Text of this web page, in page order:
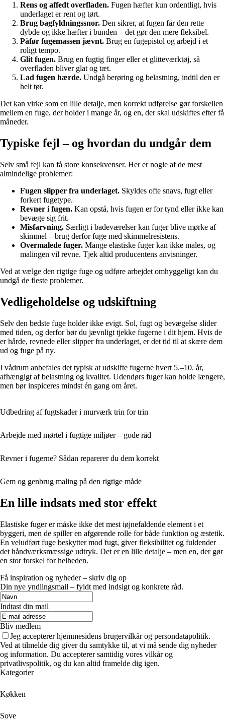
Rens og affedt overfladen. Fugen hæfter kun ordentligt, hvis
underlaget er rent og tørt.
Brug bagfyldningssnor. Den sikrer, at fugen får den rette
dybde og ikke hæfter i bunden – det gør den mere fleksibel.
Påfør fugemassen jævnt. Brug en fugepistol og arbejd i et
roligt tempo.
Glit fugen. Brug en fugtig finger eller et glitteværktøj, så
overfladen bliver glat og tæt.
Lad fugen hærde. Undgå berøring og belastning, indtil den er
helt tør.
Det kan virke som en lille detalje, men korrekt udførelse gør forskellen
mellem en fuge, der holder i mange år, og en, der skal udskiftes efter få
måneder.
Typiske fejl – og hvordan du undgår dem
Selv små fejl kan få store konsekvenser. Her er nogle af de mest
almindelige problemer:
Fugen slipper fra underlaget. Skyldes ofte snavs, fugt eller
forkert fugetype.
Revner i fugen. Kan opstå, hvis fugen er for tynd eller ikke kan
bevæge sig frit.
Misfarvning. Særligt i badeværelser kan fuger blive mørke af
skimmel – brug derfor fuge med skimmelresistens.
Overmalede fuger. Mange elastiske fuger kan ikke males, og
malingen vil revne. Tjek altid producentens anvisninger.
Ved at vælge den rigtige fuge og udføre arbejdet omhyggeligt kan du
undgå de fleste problemer.
Vedligeholdelse og udskiftning
Selv den bedste fuge holder ikke evigt. Sol, fugt og bevægelse slider
med tiden, og derfor bør du jævnligt tjekke fugerne i dit hjem. Hvis de
er hårde, revnede eller slipper fra underlaget, er det tid til at skære dem
ud og fuge på ny.
I vådrum anbefales det typisk at udskifte fugerne hvert 5.–10. år,
afhængigt af belastning og kvalitet. Udendørs fuger kan holde længere,
men bør inspiceres mindst én gang om året.
Udbedring af fugtskader i murværk trin for trin
Arbejde med mørtel i fugtige miljøer – gode råd
Revner i fugerne? Sådan reparerer du dem korrekt
Gem og genbrug maling på den rigtige måde
En lille indsats med stor effekt
Elastiske fuger er måske ikke det mest iøjnefaldende element i et
byggeri, men de spiller en afgørende rolle for både funktion og æstetik.
En veludført fuge beskytter mod fugt, giver fleksibilitet og fuldender
det håndværksmæssige udtryk. Det er en lille detalje – men en, der gør
en stor forskel for helheden.
Få inspiration og nyheder – skriv dig op
Din nye yndlingsmail – fyldt med indsigt og konkrete råd.
Indtast din mail
Bliv medlem
Jeg accepterer hjemmesidens brugervilkår og persondatapolitik.
Ved at tilmelde dig giver du samtykke til, at vi må sende dig nyheder
og information. Du accepterer samtidig vores vilkår og
privatlivspolitik, og du kan altid framelde dig igen.
Kategorier
Køkken
Sove